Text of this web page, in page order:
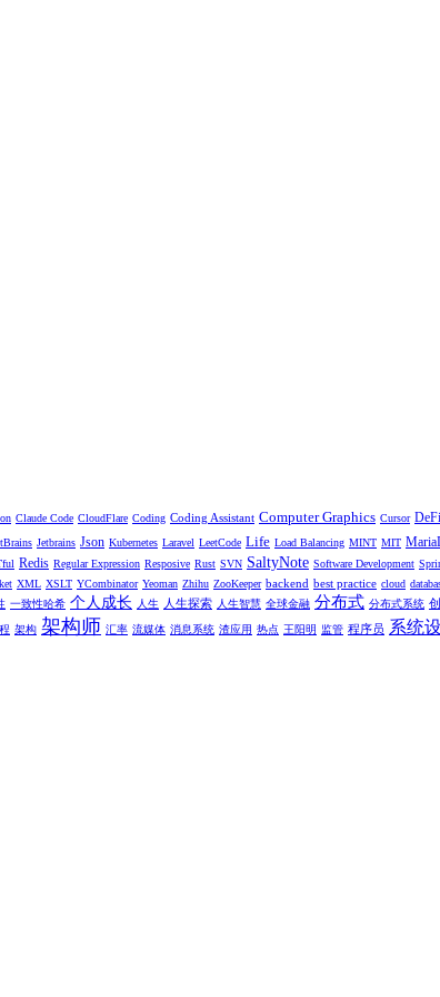
Claude Code CloudFlare Coding Coding Assistant Computer Graphics Cursor DeFi
Jetbrains Json Kubernetes Laravel LeetCode Life Load Balancing MINT MIT
Redis Regular Expression Resposive Rust SVN SaltyNote Software Development
XML XSLT YCombinator Yeoman Zhihu ZooKeeper backend best practice cloud
一致性哈希 个人成长 人生 人生探索 人生智慧 全球金融 分布式 分布式系统
架构 架构师 汇率 流媒体 消息系统 渣应用 热点 王阳明 监管 程序员 系统